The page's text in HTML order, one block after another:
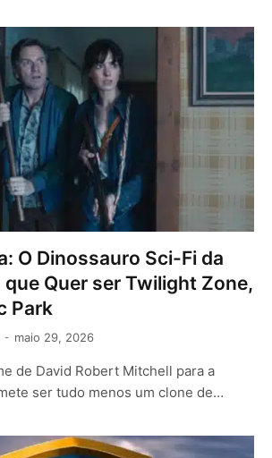
O Dinossauro Sci-Fi da
Quer ser Twilight Zone,
Park
maio 29, 2026
de David Robert Mitchell para a
ser tudo menos um clone de…